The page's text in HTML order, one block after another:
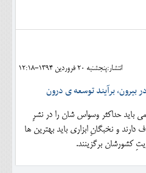
انتشار:پنجشنبه 20 فروردين 1394-12:18
بیرون، برآیند توسعه ی درون
باید حداکثر وسواس شان را در نشرِ
و نخبگانِ ابزاری باید بهترین ها
کشورشان برگزینند.